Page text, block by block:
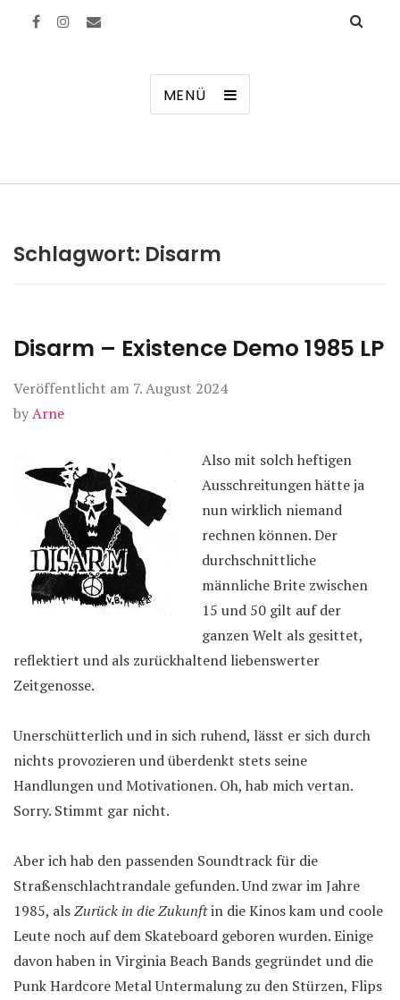
MENÜ
Schlagwort: Disarm
Disarm – Existence Demo 1985 LP
Veröffentlicht am 7. August 2024
byArne
Also mit solch heftigen
Ausschreitungen hätte ja
nun wirklich niemand
rechnen können. Der
durchschnittliche
männliche Brite zwischen
15 und 50 gilt auf der
ganzen Welt als gesittet,
reflektiert und als zurückhaltend liebenswerter
Zeitgenosse.
Unerschütterlich und in sich ruhend, lässt er sich durch
nichts provozieren und überdenkt stets seine
Handlungen und Motivationen. Oh, hab mich vertan.
Sorry. Stimmt gar nicht.
Aber ich hab den passenden Soundtrack für die
Straßenschlachtrandale gefunden. Und zwar im Jahre
1985, alsZurück in die Zukunftin die Kinos kam und coole
Leute noch auf dem Skateboard geboren wurden. Einige
davon haben in Virginia Beach Bands gegründet und die
Punk Hardcore Metal Untermalung zu den Stürzen, Flips